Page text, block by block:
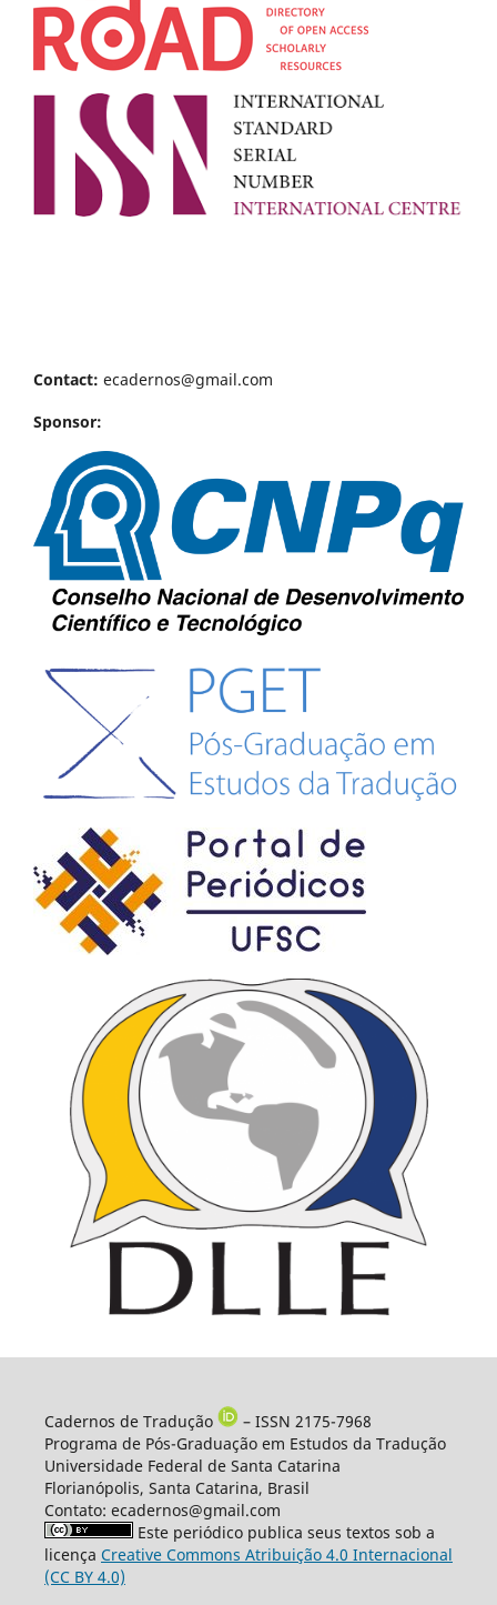
Contact: ecadernos@gmail.com
Sponsor:
Cadernos de Tradução
– ISSN 2175-7968
Programa de Pós-Graduação em Estudos da Tradução
Universidade Federal de Santa Catarina
Florianópolis, Santa Catarina, Brasil
Contato: ecadernos@gmail.com
Este periódico publica seus textos sob a
licença Creative Commons Atribuição 4.0 Internacional
(CC BY 4.0)